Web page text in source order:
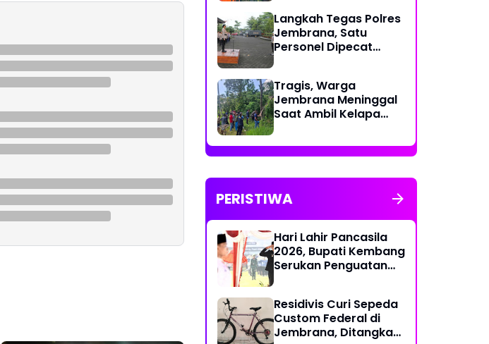
Tim SAR Gabungan
Langkah Tegas Polres
Jembrana, Satu
Personel Dipecat
Tragis, Warga
Jembrana Meninggal
Saat Ambil Kelapa
PERISTIWA
Hari Lahir Pancasila
2026, Bupati Kembang
Serukan Penguatan
Tengah Tantangan
Global
Residivis Curi Sepeda
Custom Federal di
Jembrana, Ditangkap